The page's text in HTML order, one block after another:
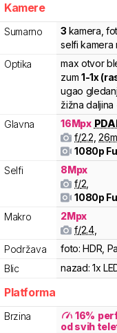
Kamere
Sumarno 3 kamera
selfi kamera
Optika
max otvor
zum1-1x
ugao
žižna daljina
Glavna
16Mpx
f/2.2 26
1080p
Selfi
8Mpx
f/2
1080p
Makro
2Mpx
f/2.4,
Podržava
foto: HDR,
Blic
nazad: 1x
Platforma
Brzina 16%
od svih